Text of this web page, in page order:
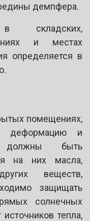
демпфера.
складских,
и местах
определяется в
помещениях,
деформацию и
должны быть
на них масла,
веществ,
защищать
солнечных
тепла,